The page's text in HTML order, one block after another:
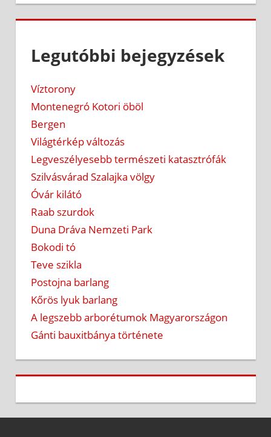
Legutóbbi bejegyzések
Víztorony
Montenegró Kotori öböl
Bergen
Világtérkép változás
Legveszélyesebb természeti katasztrófák
Szilvásvárad Szalajka völgy
Óvár kilátó
Raab szurdok
Duna Dráva Nemzeti Park
Bokodi tó
Teve szikla
Postojna barlang
Kőrös lyuk barlang
A legszebb arborétumok Magyarországon
Gánti bauxitbánya története